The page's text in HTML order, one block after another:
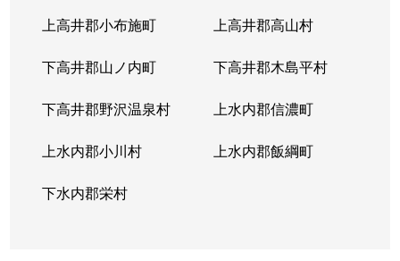
上高井郡小布施町 上高井郡高山村
下高井郡山ノ内町 下高井郡木島平村
下高井郡野沢温泉村 上水内郡信濃町
上水内郡小川村 上水内郡飯綱町
下水内郡栄村